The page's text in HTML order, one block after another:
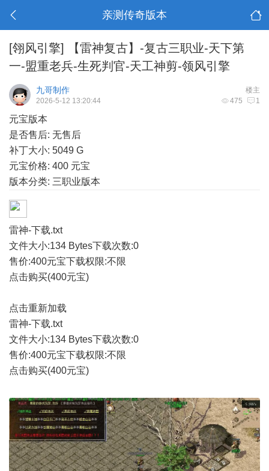
亲测传奇版本
[翎风引擎]
【雷神复古】-复古三职业-天下第
一-盟重老兵-生死判官-天工神剪-领风引擎
楼主
九哥制作
475 1
2026-5-12 13:20:44
元宝版本
是否售后: 无售后
补丁大小: 5049 G
元宝价格: 400 元宝
版本分类: 三职业版本
雷神-下载.txt
文件大小:134 Bytes下载次数:0
售价:400元宝下载权限:不限
点击购买(400元宝)
点击重新加载
雷神-下载.txt
文件大小:134 Bytes下载次数:0
售价:400元宝下载权限:不限
点击购买(400元宝)